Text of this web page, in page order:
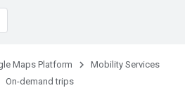
Maps Platform
Mobility Services
On-demand trips